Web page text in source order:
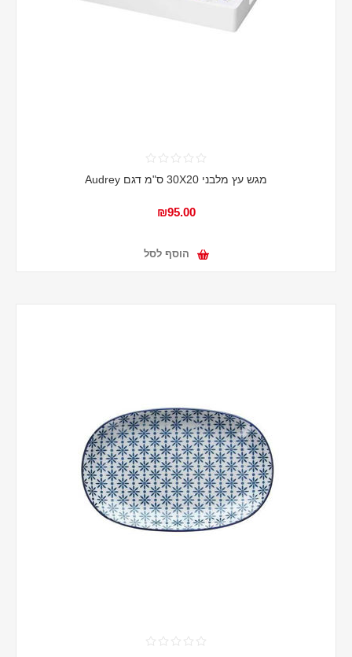
מגש עץ מלבני 30X20 ס"מ דגם Audrey
₪95.00
הוסף לסל